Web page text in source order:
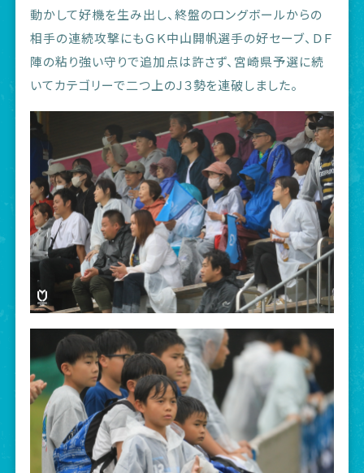
動かして好機を生み出し、終盤のロングボールからの
相手の連続攻撃にもＧＫ中山開帆選手の好セーブ、ＤＦ
陣の粘り強い守りで追加点は許さず、宮崎県予選に続
いてカテゴリーで二つ上のJ３勢を連破しました。